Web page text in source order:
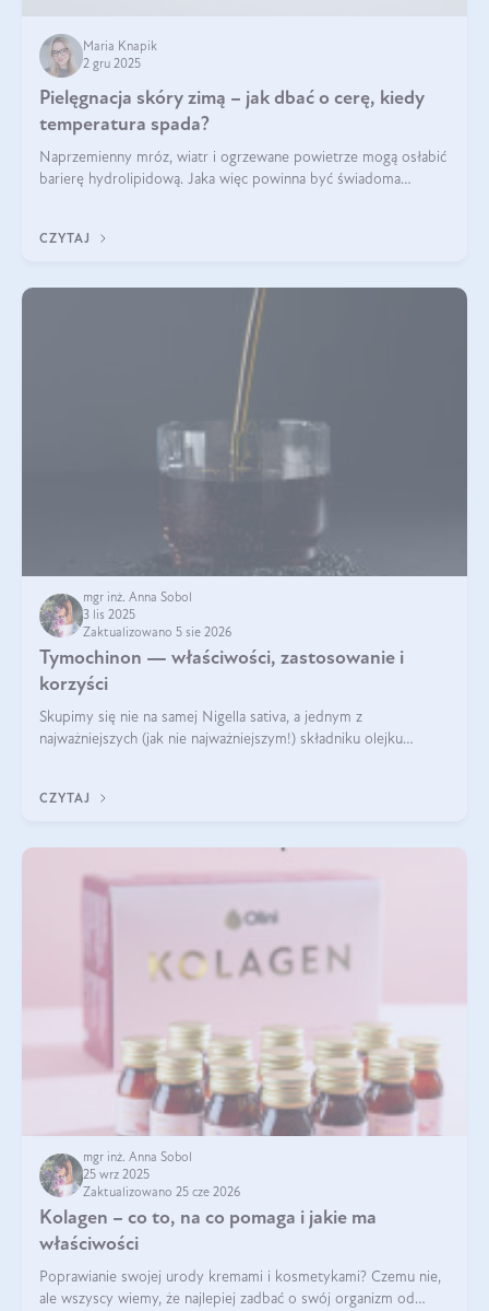
Maria Knapik
2 gru 2025
Pielęgnacja skóry zimą – jak dbać o cerę, kiedy
temperatura spada?
Naprzemienny mróz, wiatr i ogrzewane powietrze mogą osłabić
barierę hydrolipidową. Jaka więc powinna być świadoma
CZYTAJ
mgr inż. Anna Sobol
3 lis 2025
Zaktualizowano 5 sie 2026
Tymochinon — właściwości, zastosowanie i
korzyści
Skupimy się nie na samej Nigella sativa, a jednym z
najważniejszych (jak nie najważniejszym!) składniku olejku
CZYTAJ
mgr inż. Anna Sobol
25 wrz 2025
Zaktualizowano 25 cze 2026
Kolagen – co to, na co pomaga i jakie ma
właściwości
Poprawianie swojej urody kremami i kosmetykami? Czemu nie,
ale wszyscy wiemy, że najlepiej zadbać o swój organizm od